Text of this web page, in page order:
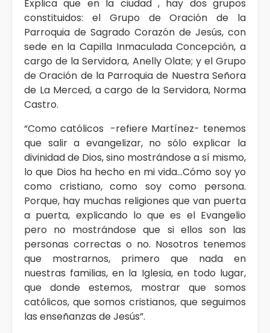
Explica que en la ciudad , hay dos grupos
constituidos: el Grupo de Oración de la
Parroquia de Sagrado Corazón de Jesús, con
sede en la Capilla Inmaculada Concepción, a
cargo de la Servidora, Anelly Olate; y el Grupo
de Oración de la Parroquia de Nuestra Señora
de La Merced, a cargo de la Servidora, Norma
Castro.
“Como católicos -refiere Martínez- tenemos
que salir a evangelizar, no sólo explicar la
divinidad de Dios, sino mostrándose a sí mismo,
lo que Dios ha hecho en mi vida…Cómo soy yo
como cristiano, como soy como persona.
Porque, hay muchas religiones que van puerta
a puerta, explicando lo que es el Evangelio
pero no mostrándose que si ellos son las
personas correctas o no. Nosotros tenemos
que mostrarnos, primero que nada en
nuestras familias, en la Iglesia, en todo lugar,
que donde estemos, mostrar que somos
católicos, que somos cristianos, que seguimos
las enseñanzas de Jesús”.